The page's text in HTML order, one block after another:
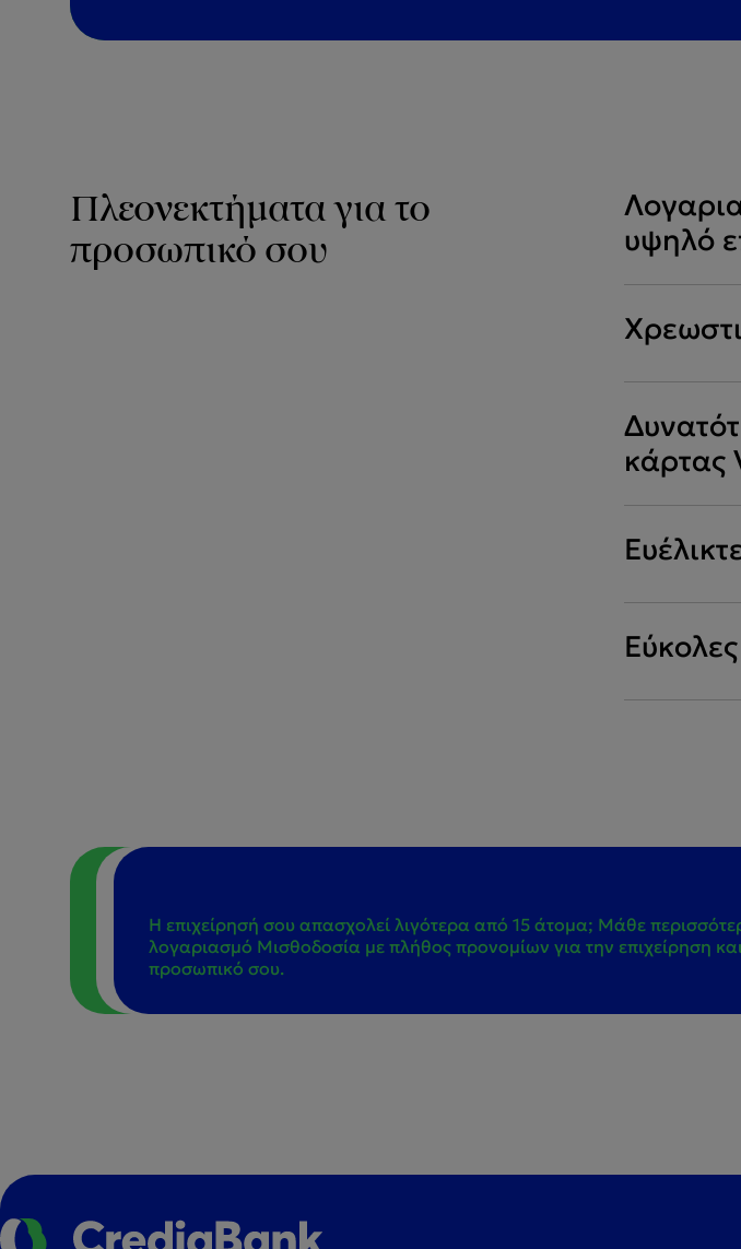
Πλεονεκτήματα για το
προσωπικό σου
υψηλό
κάρτας
Η επιχείρησή σου απασχολεί λιγότερα από 15 άτομα; Μάθε
λογαριασμό Μισθοδοσία με πλήθος προνομίων για την επιχείρηση
προσωπικό σου.